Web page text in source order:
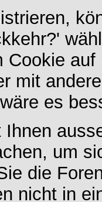
Cookie
mit
es
um
die
nicht in